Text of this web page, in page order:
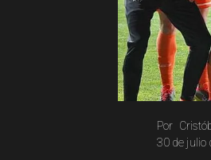
Por
30 de julio